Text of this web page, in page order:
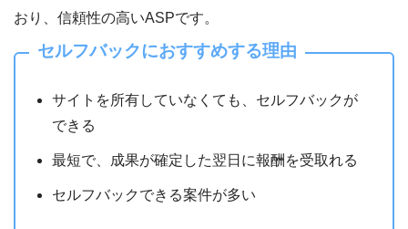
おり、信頼性の高いASPです。
セルフバックにおすすめする理由
サイトを所有していなくても、セルフバックが
できる
最短で、成果が確定した翌日に報酬を受取れる
セルフバックできる案件が多い